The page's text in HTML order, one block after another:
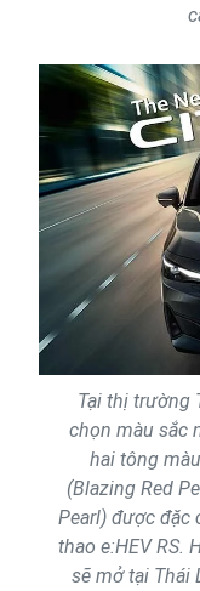
Tại thị trường
chọn màu sắc
hai tông
(Blazing Red
Pearl) được đặc
thao e:HEV RS.
sẽ mở tại Thái